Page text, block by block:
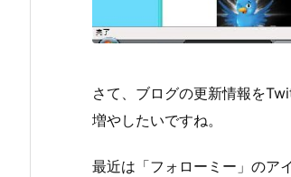
さて、ブログの更新情報を
増やしたいですね。
最近は「フォローミー」のア